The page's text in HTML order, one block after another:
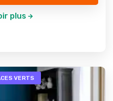
plus
VERTS